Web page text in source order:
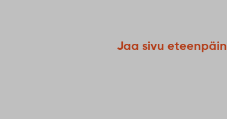
Jaa sivu eteenpäin